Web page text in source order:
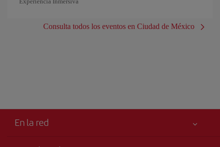
Consulta todos los eventos en Ciudad de México
En la red